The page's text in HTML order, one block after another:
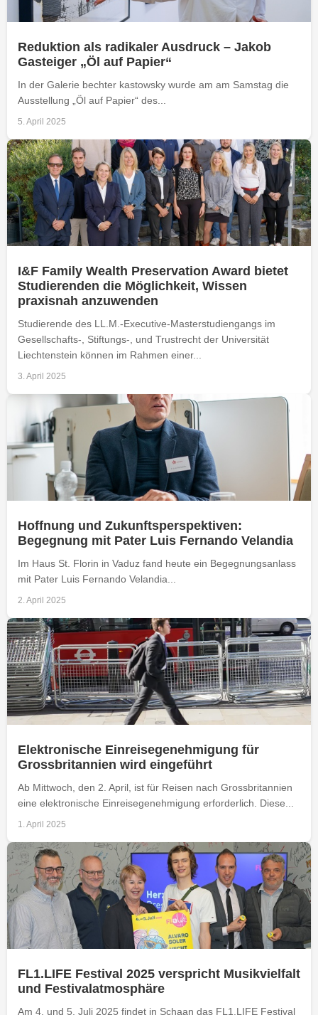
Reduktion als radikaler Ausdruck – Jakob
Gasteiger „Öl auf Papier“
In der Galerie bechter kastowsky wurde am am Samstag die
Ausstellung „Öl auf Papier“ des...
5. April 2025
I&F Family Wealth Preservation Award bietet
Studierenden die Möglichkeit, Wissen
praxisnah anzuwenden
Studierende des LL.M.-Executive-Masterstudiengangs im
Gesellschafts-, Stiftungs-, und Trustrecht der Universität
Liechtenstein können im Rahmen einer...
3. April 2025
Hoffnung und Zukunftsperspektiven:
Begegnung mit Pater Luis Fernando Velandia
Im Haus St. Florin in Vaduz fand heute ein Begegnungsanlass
mit Pater Luis Fernando Velandia...
2. April 2025
Elektronische Einreisegenehmigung für
Grossbritannien wird eingeführt
Ab Mittwoch, den 2. April, ist für Reisen nach Grossbritannien
eine elektronische Einreisegenehmigung erforderlich. Diese...
1. April 2025
FL1.LIFE Festival 2025 verspricht Musikvielfalt
und Festivalatmosphäre
Am 4. und 5. Juli 2025 findet in Schaan das FL1.LIFE Festival